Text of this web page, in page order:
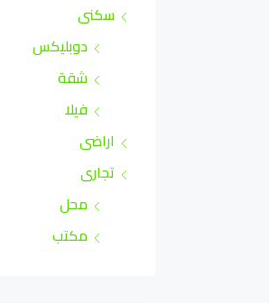
سكنى
دوبليكس
شقة
فيلا
اراضى
تجارى
محل
مكتب